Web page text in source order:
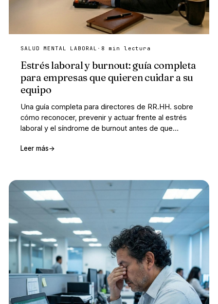
SALUD MENTAL LABORAL · 8 min lectura
Estrés laboral y burnout: guía completa
para empresas que quieren cuidar a su
equipo
Una guía completa para directores de RR.HH. sobre
cómo reconocer, prevenir y actuar frente al estrés
laboral y el síndrome de burnout antes de que
Leer más→